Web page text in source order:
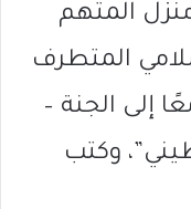
المتهم
المتطرف
إلى الجنة –
وكتب